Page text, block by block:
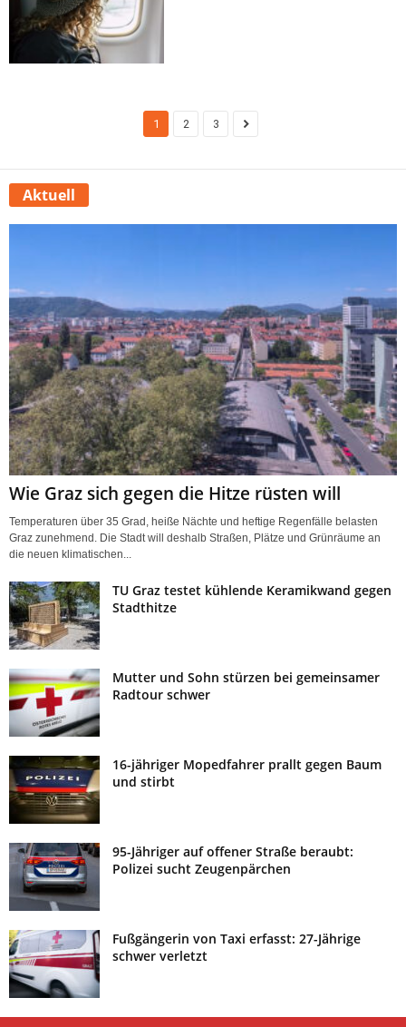
1 2 3
Aktuell
Wie Graz sich gegen die Hitze rüsten will
Temperaturen über 35 Grad, heiße Nächte und heftige Regenfälle belasten
Graz zunehmend. Die Stadt will deshalb Straßen, Plätze und Grünräume an
die neuen klimatischen...
TU Graz testet kühlende Keramikwand gegen
Stadthitze
Mutter und Sohn stürzen bei gemeinsamer
Radtour schwer
16-jähriger Mopedfahrer prallt gegen Baum
und stirbt
95-Jähriger auf offener Straße beraubt:
Polizei sucht Zeugenpärchen
Fußgängerin von Taxi erfasst: 27-Jährige
schwer verletzt